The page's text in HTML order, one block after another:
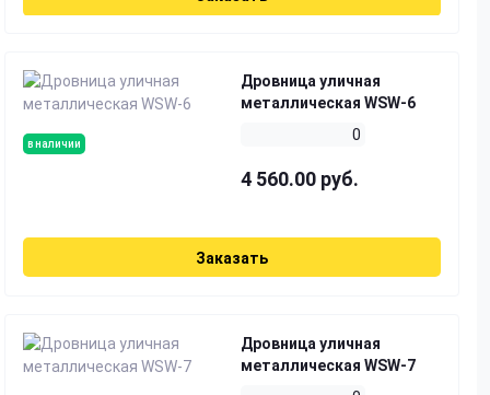
в наличии
Дровница уличная
металлическая WSW-6
0
4 560.00 руб.
Заказать
Дровница уличная
металлическая WSW-7